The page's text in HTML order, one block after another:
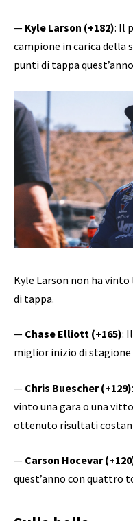
— Kyle Larson (+182): Il
campione in carica della
punti di tappa
Kyle Larson non ha
di tappa.
— Chase Elliott (+165):
miglior inizio di stagione
— Chris Buescher (+129)
vinto una gara o una
ottenuto risultati
— Carson Hocevar
quest’anno con quattro